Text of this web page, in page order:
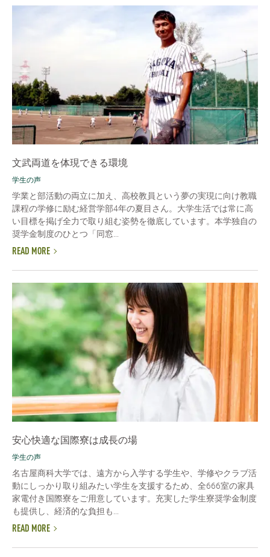
文武両道を体現できる環境
学生の声
学業と部活動の両立に加え、高校教員という夢の実現に向け教職
課程の学修に励む経営学部4年の夏目さん。大学生活では常に高
い目標を掲げ全力で取り組む姿勢を徹底しています。本学独自の
奨学金制度のひとつ「同窓...
READ MORE
安心快適な国際寮は成長の場
学生の声
名古屋商科大学では、遠方から入学する学生や、学修やクラブ活
動にしっかり取り組みたい学生を支援するため、全666室の家具
家電付き国際寮をご用意しています。充実した学生寮奨学金制度
も提供し、経済的な負担も...
READ MORE